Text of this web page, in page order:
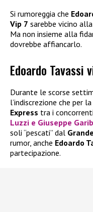
Si rumoreggia che
Vip 7 sarebbe vicino
Ma non insieme alla
dovrebbe affiancarlo.
Edoardo Tavassi
Durante le scorse
l’indiscrezione che per
Express tra i concorrenti
Luzzi e Giuseppe
soli “pescati” dal
rumor, anche Edoardo
partecipazione.